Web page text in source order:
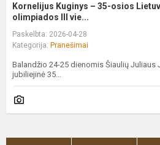
Kornelijus Kuginys – 35-osios
olimpiados III vie...
Paskelbta: 2026-04-28
Kategorija: Pranešimai
Balandžio 24-25 dienomis Šiaulių
jubiliejinė 35...